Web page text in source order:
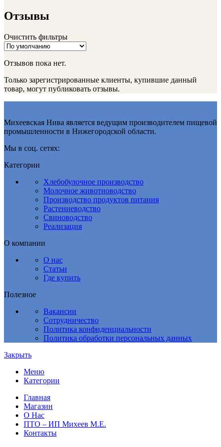
Отзывы
Очистить фильтры
Отзывов пока нет.
Только зарегистрированные клиенты, купившие данный
товар, могут публиковать отзывы.
Михеевская Нива является ведущим производителем пищевой
промышленности в Нижегородской области.
Мы в соц. сетях:
Категории
Хлебобулочное производство
Молочное животноводство
Производство продуктов питания
Растениеводство
Свиноводство
Реализация
О компании
О нас
Статьи
Где купить
Полезное
Вакансии
Сотрудничество
Политика конфиденциальности
Политика обработки персональных данных
Закрыть
Меню
Категории
Главная
Магазин
О Нас
ПТО – ИП Михеев М.Е.
Контакты